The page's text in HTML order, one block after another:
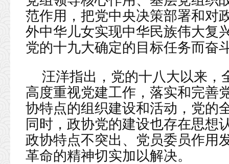
范作用，把党中央决策部署和对
外中华儿女实现中华民族伟大复
党的十九大确定的目标任务而奋
汪洋指出，党的十八大以来，
高度重视党建工作，落实和完善
协特点的组织建设和活动，党的
同时，政协党的建设也存在思想
政协特点不突出、党员委员作用
革命的精神切实加以解决。